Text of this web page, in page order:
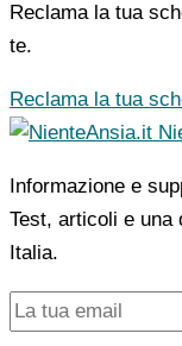
Reclama la tua
te.
Reclama la tua
Informazione e
Test, articoli e
Italia.